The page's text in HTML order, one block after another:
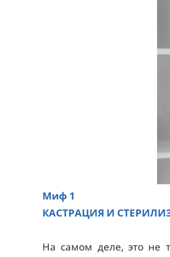
Миф 1
КАСТРАЦИЯ И
На самом деле, это не